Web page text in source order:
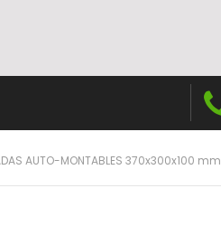
AUTO-MONTABLES 370x300x100 mm